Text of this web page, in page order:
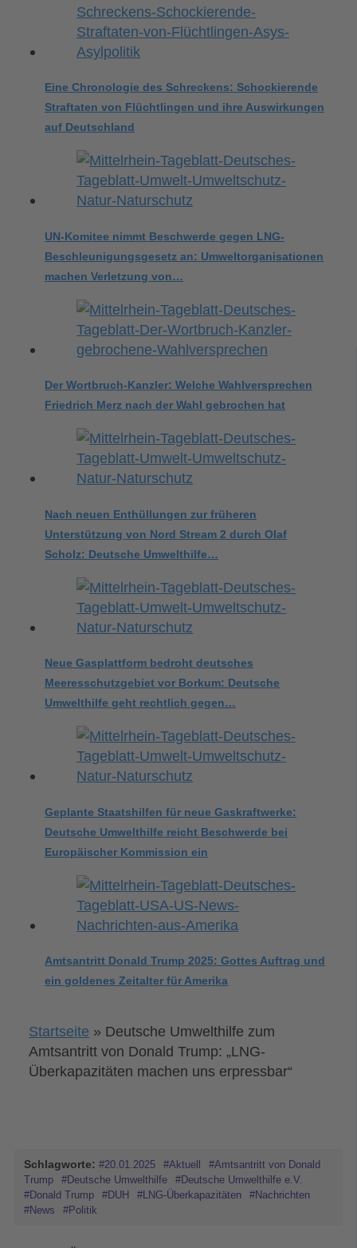
Eine Chronologie des Schreckens: Schockierende
Straftaten von Flüchtlingen und ihre Auswirkungen
auf Deutschland
UN-Komitee nimmt Beschwerde gegen LNG-
Beschleunigungsgesetz an: Umweltorganisationen
machen Verletzung von…
Der Wortbruch-Kanzler: Welche Wahlversprechen
Friedrich Merz nach der Wahl gebrochen hat
Nach neuen Enthüllungen zur früheren
Unterstützung von Nord Stream 2 durch Olaf
Scholz: Deutsche Umwelthilfe…
Neue Gasplattform bedroht deutsches
Meeresschutzgebiet vor Borkum: Deutsche
Umwelthilfe geht rechtlich gegen…
Geplante Staatshilfen für neue Gaskraftwerke:
Deutsche Umwelthilfe reicht Beschwerde bei
Europäischer Kommission ein
Amtsantritt Donald Trump 2025: Gottes Auftrag und
ein goldenes Zeitalter für Amerika
Startseite » Deutsche Umwelthilfe zum
Amtsantritt von Donald Trump: „LNG-
Überkapazitäten machen uns erpressbar“
Schlagworte: #20.01.2025 #Aktuell
#Amtsantritt von Donald
Trump
#Deutsche Umwelthilfe
#Deutsche Umwelthilfe e.V.
#Donald Trump
#DUH #LNG-Überkapazitäten
#Nachrichten
#News
#Politik